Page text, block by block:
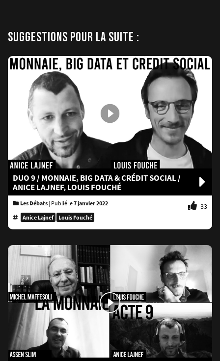
SUGGESTIONS POUR LA SUITE :
DUO 9 / MONNAIE, BIG DATA & CRÉDIT SOCIAL /
ANICE LAJNEF, LOUIS FOUCHÉ
Les Débats | Publié le7 janvier 2022 33
Anice Lajnef Louis Fouché